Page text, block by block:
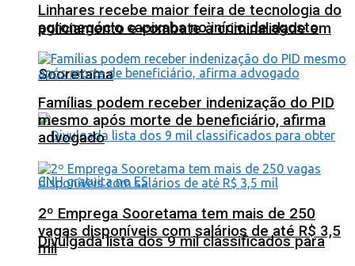
policiamento e combate à criminalidade em
Sooretama
Divulgada lista dos 9 mil classificados para
Linhares recebe maior feira de tecnologia do
agronegócio capixaba no início de agosto
Famílias podem receber indenização do PID
mesmo após morte de beneficiário, afirma
advogado
2º Emprega Sooretama tem mais de 250
vagas disponíveis com salários de até R$ 3,5
mil